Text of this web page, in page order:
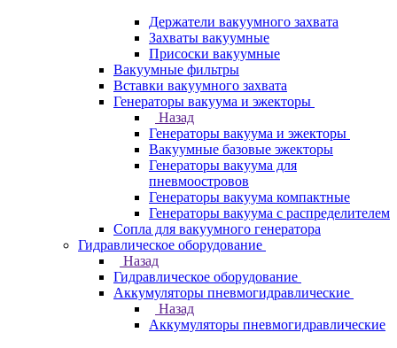
Держатели вакуумного захвата
Захваты вакуумные
Присоски вакуумные
Вакуумные фильтры
Вставки вакуумного захвата
Генераторы вакуума и эжекторы
Назад
Генераторы вакуума и эжекторы
Вакуумные базовые эжекторы
Генераторы вакуума для
пневмоостровов
Генераторы вакуума компактные
Генераторы вакуума с распределителем
Сопла для вакуумного генератора
Гидравлическое оборудование
Назад
Гидравлическое оборудование
Аккумуляторы пневмогидравлические
Назад
Аккумуляторы пневмогидравлические